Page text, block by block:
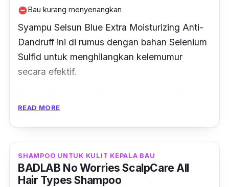
remove_circleBau kurang menyenangkan
Syampu Selsun Blue Extra Moisturizing Anti-
Dandruff ini di rumus dengan bahan Selenium
Sulfid untuk menghilangkan kelemumur
secara efektif.
vera untuk melembapkan rambut secara
optimum.
Hasilnya, rambut anda menjadi sihat, tidak
gatal sekaligus dapat menghasilkan helaian
rambut yang berkilau dan terurus.
READ MORE
SHAMPOO UNTUK KULIT KEPALA BAU
BADLAB No Worries ScalpCare All
Hair Types Shampoo